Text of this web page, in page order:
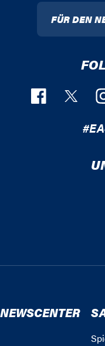
FÜR DEN
NEWSCENTER